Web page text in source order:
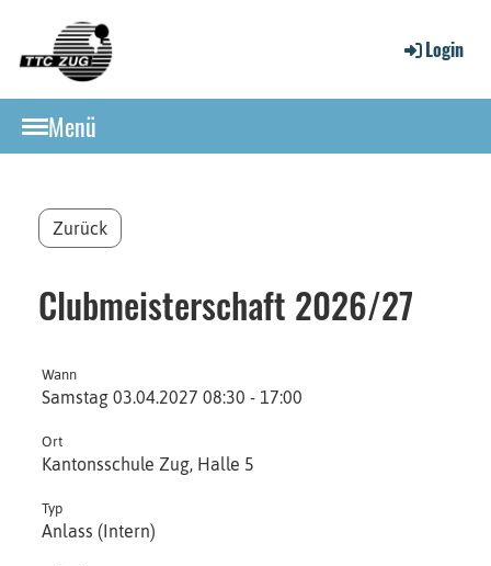
Login
Menü
Zurück
Clubmeisterschaft 2026/27
Wann
Samstag 03.04.2027 08:30 - 17:00
Ort
Kantonsschule Zug, Halle 5
Typ
Anlass (Intern)